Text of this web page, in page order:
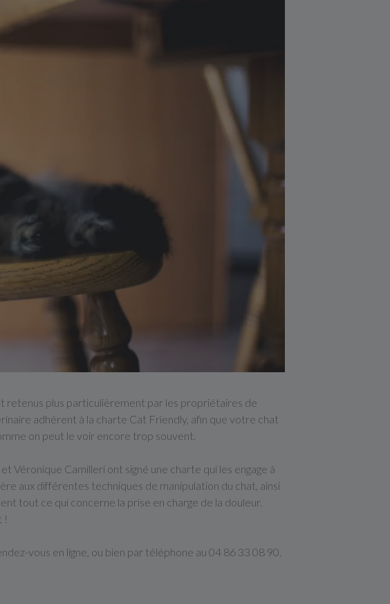
retenus plus particulièrement par les propriétaires de
adhérent à la charte Cat Friendly, afin que votre chat
on peut le voir encore trop souvent.
Véronique Camilleri ont signé une charte qui les engage à
aux différentes techniques de manipulation du chat, ainsi
tout ce qui concerne la prise en charge de la douleur.
!
vous en ligne, ou bien par téléphone au 04 86 33 08 90.